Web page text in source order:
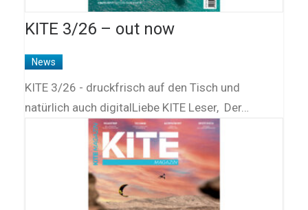
KITE 3/26 – out now
News
KITE 3/26 - druckfrisch auf den Tisch und
natürlich auch digitalLiebe KITE Leser, Der…